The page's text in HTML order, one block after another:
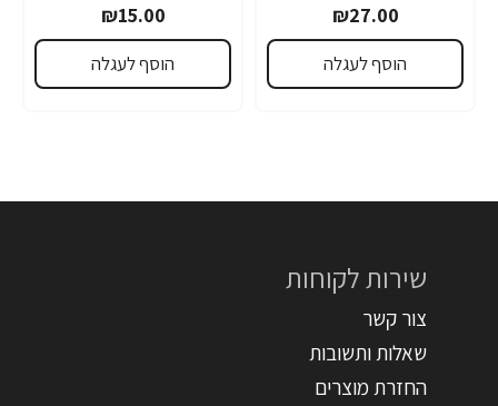
₪27.00
הוסף לעגלה
₪15.00
הוסף לעגלה
שירות לקוחות
צור קשר
שאלות ותשובות
החזרת מוצרים